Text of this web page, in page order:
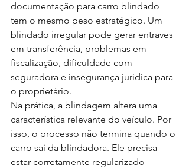
documentação para carro blindado
tem o mesmo peso estratégico. Um
blindado irregular pode gerar entraves
em transferência, problemas em
fiscalização, dificuldade com
seguradora e insegurança jurídica para
o proprietário.
Na prática, a blindagem altera uma
característica relevante do veículo. Por
isso, o processo não termina quando o
carro sai da blindadora. Ele precisa
estar corretamente regularizado